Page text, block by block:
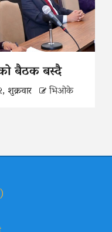
बैठक बस्दै
शुक्रवार भिओके